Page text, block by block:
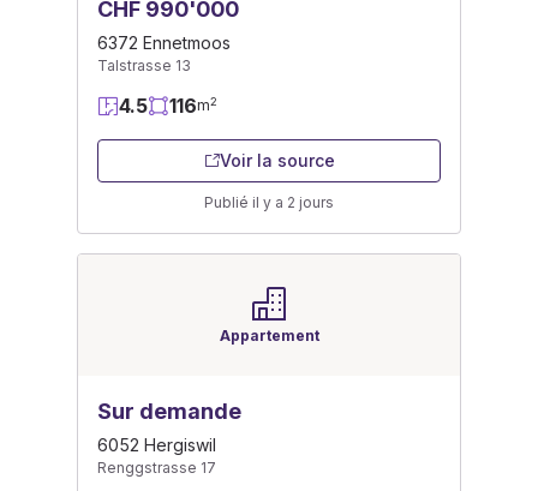
CHF 990'000
6372 Ennetmoos
Talstrasse 13
4.5 116m2
Voir la source
Publié il y a 2 jours
Appartement
Sur demande
6052 Hergiswil
Renggstrasse 17